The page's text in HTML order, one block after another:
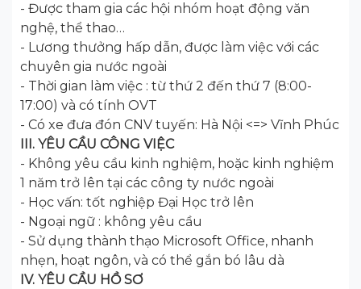
- Được tham gia các hội nhóm hoạt động văn
nghệ, thể thao…
- Lương thưởng hấp dẫn, được làm việc với các
chuyên gia nước ngoài
- Thời gian làm việc : từ thứ 2 đến thứ 7 (8:00-
17:00) và có tính OVT
- Có xe đưa đón CNV tuyến: Hà Nội <=> Vĩnh Phúc
III. YÊU CẦU CÔNG VIỆC
- Không yêu cầu kinh nghiệm, hoặc kinh nghiệm
1 năm trở lên tại các công ty nước ngoài
- Học vấn: tốt nghiệp Đại Học trở lên
- Ngoại ngữ : không yêu cầu
- Sử dụng thành thạo Microsoft Office, nhanh
nhẹn, hoạt ngôn, và có thể gắn bó lâu dà
IV. YÊU CẦU HỒ SƠ